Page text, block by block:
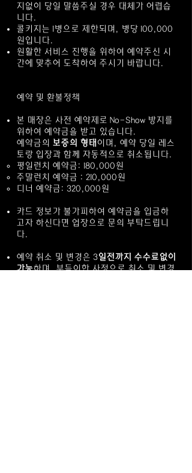
지없이 당일 말씀주실 경우 대체가 어렵습
니다.
콜키지는 1병으로 제한되며, 병당 100,000
원입니다.
원활한 서비스 진행을 위하여 예약주신 시
간에 맞추어 도착하여 주시기 바랍니다.
예약 및 환불정책
본 매장은 사전 예약제로 No-Show 방지를
위하여 예약금을 받고 있습니다.
예약금의 보증의 형태 이며, 예약 당일 레스
토랑 입장과 함께 자동적으로 취소됩니다.
평일런치 예약금: 180,000원
주말런치 예약금 : 210,000원
디너 예약금: 320,000원
카드 정보가 불가피하여 예약금을 입금하
고자 하신다면 업장으로 문의 부탁드립니
다.
예약 취소 및 변경은 3일전까지 수수료없이
가능하며, 부득이한 사정으로 취소 및 변경